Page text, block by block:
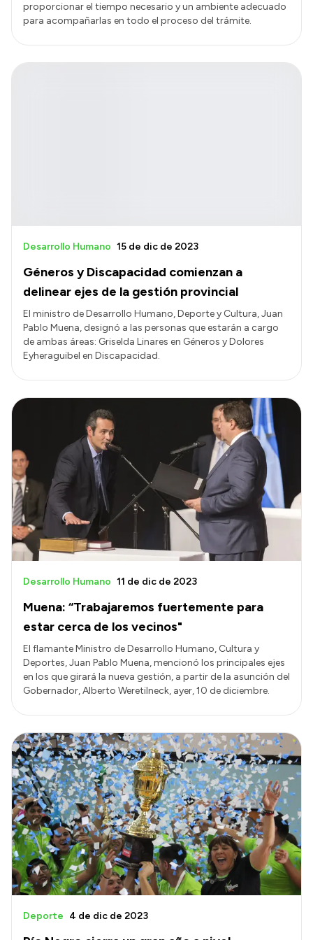
proporcionar el tiempo necesario y un ambiente adecuado
para acompañarlas en todo el proceso del trámite.
Géneros y Discapacidad comienzan a
delinear ejes de la gestión provincial
Desarrollo Humano 15 de dic de 2023
El ministro de Desarrollo Humano, Deporte y Cultura, Juan
Pablo Muena, designó a las personas que estarán a cargo
de ambas áreas: Griselda Linares en Géneros y Dolores
Eyheraguibel en Discapacidad.
Muena: “Trabajaremos fuertemente para
estar cerca de los vecinos"
Desarrollo Humano 11 de dic de 2023
El flamante Ministro de Desarrollo Humano, Cultura y
Deportes, Juan Pablo Muena, mencionó los principales ejes
en los que girará la nueva gestión, a partir de la asunción del
Gobernador, Alberto Weretilneck, ayer, 10 de diciembre.
Deporte 4 de dic de 2023